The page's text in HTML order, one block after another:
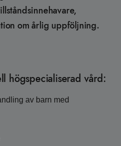
om årlig uppföljning.
högspecialiserad vård:
av barn med